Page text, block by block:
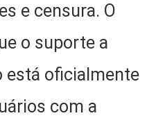
e censura. O
o suporte a
está oficialmente
com a